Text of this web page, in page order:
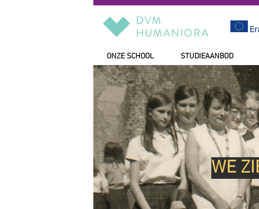
ONZE SCHOOL STUDIEAANBOD
WE